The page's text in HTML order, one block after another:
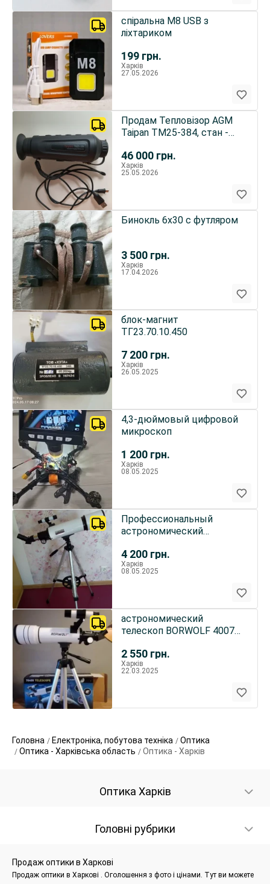
199 грн.
спіральна M8 USB з
ліхтариком
Харків
27.05.2026
46 000 грн.
Продам Тепловізор AGM
Taipan TM25-384, стан -
Харків
25.05.2026
3 500 грн.
Бинокль 6х30 с футляром
Харків
17.04.2026
7 200 грн.
блок-магнит
ТГ23.70.10.450
Харків
26.05.2025
1 200 грн.
4,3-дюймовый цифровой
микроскоп
Харків
08.05.2025
4 200 грн.
Профессиональный
астрономический
Харків
08.05.2025
2 550 грн.
астрономический
телескоп BORWOLF 40070
Харків
22.03.2025
Головна Електроніка, побутова техніка
Оптика
Оптика - Харківська область
Оптика - Харків
Оптика Харків
Головні рубрики
Продаж оптики в Харкові
Продаж оптики в Харкові . Оголошення з фото і цінами. Тут ви можете